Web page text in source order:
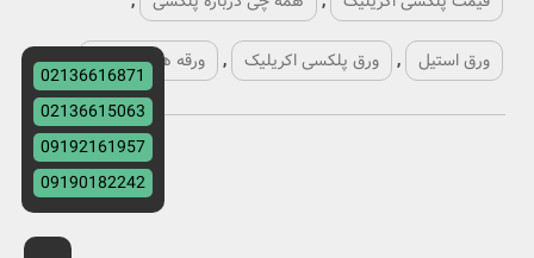
02136616871
02136615063
09192161957
09190182242
ورق استیل , ورق پلکسی اکریلیک , ورقه های پلکسی ,